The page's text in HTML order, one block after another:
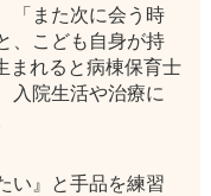
「また次に会う時
、こども自身が持
まれると病棟保育士
入院生活や治療に
い』と手品を練習